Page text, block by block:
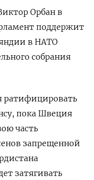
Орбан в
поддержит
в НАТО
собрания
ратифицировать
пока Швеция
часть
запрещенной
затягивать